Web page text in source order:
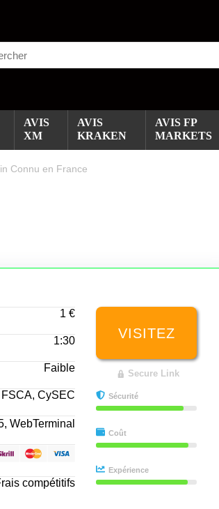
AVIS
XM
AVIS
KRAKEN
AVIS FP
MARKETS
Connu en France
1 €
1:30
Faible
FSCA, CySEC
WebTerminal
compétitifs
VISITEZ
Secure Link
Sécurité
Coût
Expérience